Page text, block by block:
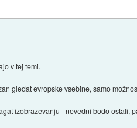
v tej temi.
gledat evropske vsebine, samo
izobraževanju - nevedni bodo ostali,